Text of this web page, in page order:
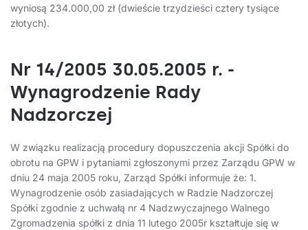
wyniosą 234.000,00 zł (dwieście trzydzieści cztery tysiące
złotych).
Nr 14/2005 30.05.2005 r. -
Wynagrodzenie Rady
Nadzorczej
W związku realizacją procedury dopuszczenia akcji Spółki do
obrotu na GPW i pytaniami zgłoszonymi przez Zarządu GPW w
dniu 24 maja 2005 roku, Zarząd Spółki informuje że: 1.
Wynagrodzenie osób zasiadających w Radzie Nadzorczej
Spółki zgodnie z uchwałą nr 4 Nadzwyczajnego Walnego
Zgromadzenia spółki z dnia 11 lutego 2005r kształtuje się w